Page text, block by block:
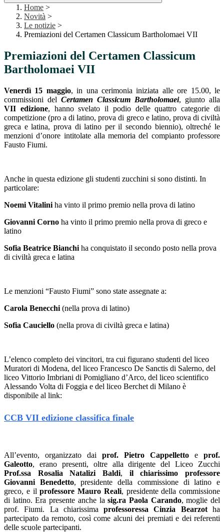
Home >
Novità >
Le notizie >
Premiazioni del Certamen Classicum Bartholomaei VII
Premiazioni del Certamen Classicum
Bartholomaei VII
Venerdì 15 maggio, in una cerimonia iniziata alle ore 15.00, le
commissioni del Certamen Classicum Bartholomaei, giunto alla
VII edizione, hanno svelato il podio delle quattro categorie di
competizione (pro a di latino, prova di greco e latino, prova di civiltà
greca e latina, prova di latino per il secondo biennio), oltreché le
menzioni d’onore intitolate alla memoria del compianto professore
Fausto Fiumi.
Anche in questa edizione gli studenti zucchini si sono distinti. In
particolare:
Noemi Vitalini ha vinto il primo premio nella prova di latino
Giovanni Corno ha vinto il primo premio nella prova di greco e
latino
Sofia Beatrice Bianchi ha conquistato il secondo posto nella prova
di civiltà greca e latina
Le menzioni “Fausto Fiumi” sono state assegnate a:
Carola Benecchi (nella prova di latino)
Sofia Cauciello (nella prova di civiltà greca e latina)
L’elenco completo dei vincitori, tra cui figurano studenti del liceo
Muratori di Modena, del liceo Francesco De Sanctis di Salerno, del
liceo Vittorio Imbriani di Pomigliano d’Arco, del liceo scientifico
Alessando Volta di Foggia e del liceo Berchet di Milano è
disponibile al link:
CCB VII edizione classifica finale
All’evento, organizzato dai prof. Pietro Cappelletto e prof.
Galeotto, erano presenti, oltre alla dirigente del Liceo Zucchi
Prof.ssa Rosalia Natalizi Baldi, il chiarissimo professore
Giovanni Benedetto, presidente della commissione di latino e
greco, e ilprofessore Mauro Reali, presidente della commissione
di latino. Era presente anche lasig.ra Paola Carando, moglie del
prof. Fiumi. La chiarissimaprofessoressa Cinzia Bearzotha
partecipato da remoto, così come alcuni dei premiati e dei referenti
delle scuole partecipanti.